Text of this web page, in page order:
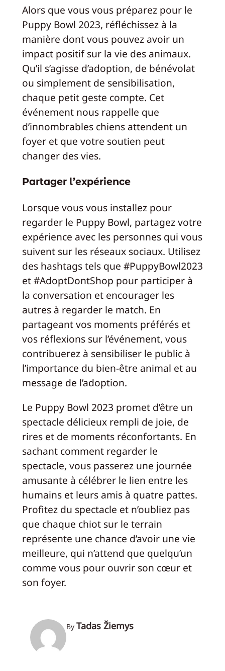
Alors que vous vous préparez pour le
Puppy Bowl 2023, réfléchissez à la
manière dont vous pouvez avoir un
impact positif sur la vie des animaux.
Qu’il s’agisse d’adoption, de bénévolat
ou simplement de sensibilisation,
chaque petit geste compte. Cet
événement nous rappelle que
d’innombrables chiens attendent un
foyer et que votre soutien peut
changer des vies.
Partager l’expérience
Lorsque vous vous installez pour
regarder le Puppy Bowl, partagez votre
expérience avec les personnes qui vous
suivent sur les réseaux sociaux. Utilisez
des hashtags tels que #PuppyBowl2023
et #AdoptDontShop pour participer à
la conversation et encourager les
autres à regarder le match. En
partageant vos moments préférés et
vos réflexions sur l’événement, vous
contribuerez à sensibiliser le public à
l’importance du bien-être animal et au
message de l’adoption.
Le Puppy Bowl 2023 promet d’être un
spectacle délicieux rempli de joie, de
rires et de moments réconfortants. En
sachant comment regarder le
spectacle, vous passerez une journée
amusante à célébrer le lien entre les
humains et leurs amis à quatre pattes.
Profitez du spectacle et n’oubliez pas
que chaque chiot sur le terrain
représente une chance d’avoir une vie
meilleure, qui n’attend que quelqu’un
comme vous pour ouvrir son cœur et
son foyer.
By Tadas Žiemys